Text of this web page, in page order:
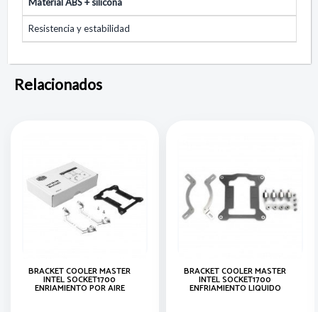
Resistencia y estabilidad
Relacionados
BRACKET COOLER MASTER
INTEL SOCKET1700
ENRIAMIENTO POR AIRE
BRACKET COOLER MASTER
INTEL SOCKET1700
ENFRIAMIENTO LIQUIDO